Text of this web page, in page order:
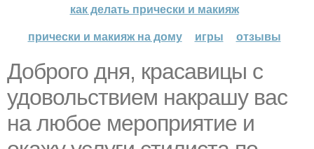
как делать прически и макияж
прически и макияж на дому
игры отзывы
Доброго дня, красавицы с
удовольствием накрашу вас
на любое мероприятие и